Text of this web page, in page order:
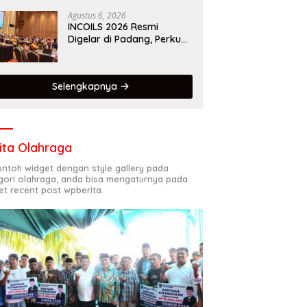
Agustus 6, 2026
INCOILS 2026 Resmi
Digelar di Padang, Perkuat
Selengkapnya
Olahraga
widget dengan style gallery pada
olahraga, anda bisa mengaturnya pada
recent post wpberita.